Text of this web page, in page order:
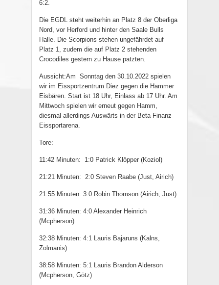
6:2.
Die EGDL steht weiterhin an Platz 8 der Oberliga
Nord, vor Herford und hinter den Saale Bulls
Halle. Die Scorpions stehen ungefährdet auf
Platz 1, zudem die auf Platz 2 stehenden
Crocodiles gestern zu Hause patzten.
Aussicht:Am Sonntag den 30.10.2022 spielen
wir im Eissportzentrum Diez gegen die Hammer
Eisbären. Start ist 18 Uhr, Einlass ab 17 Uhr. Am
Mittwoch spielen wir erneut gegen Hamm,
diesmal allerdings Auswärts in der Beta Finanz
Eissportarena.
Tore:
11:42 Minuten: 1:0 Patrick Klöpper (Koziol)
21:21 Minuten: 2:0 Steven Raabe (Just, Airich)
21:55 Minuten: 3:0 Robin Thomson (Airich, Just)
31:36 Minuten: 4:0 Alexander Heinrich
(Mcpherson)
32:38 Minuten: 4:1 Lauris Bajaruns (Kalns,
Zolmanis)
38:58 Minuten: 5:1 Lauris Brandon Alderson
(Mcpherson, Götz)